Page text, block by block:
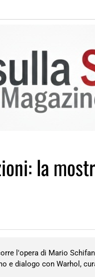
la
l'opera di Mario
e dialogo con Warhol,